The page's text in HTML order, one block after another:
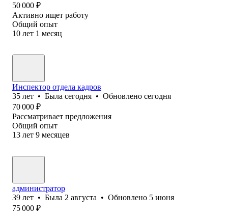
50 000 ₽
Активно ищет работу
Общий опыт
10 лет 1 месяц
Инспектор отдела кадров
35 лет • Была сегодня • Обновлено сегодня
70 000 ₽
Рассматривает предложения
Общий опыт
13 лет 9 месяцев
администратор
39 лет • Была 2 августа • Обновлено 5 июня
75 000 ₽